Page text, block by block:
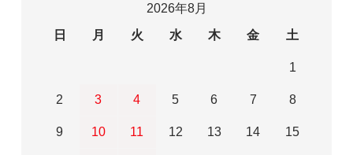
2026年8月
日
月 火 水 木 金 土
1
2 3 4 5 6 7 8
9 10 11 12 13 14 15